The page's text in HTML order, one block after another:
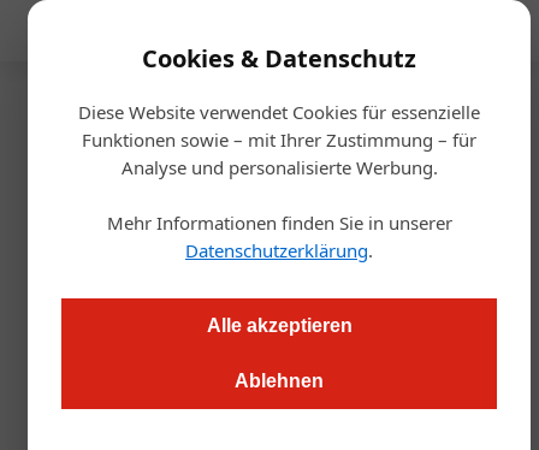
Cookies & Datenschutz
Diese Website verwendet Cookies für essenzielle
Funktionen sowie – mit Ihrer Zustimmung – für
Analyse und personalisierte Werbung.
Mehr Informationen finden Sie in unserer
Datenschutzerklärung.
Alle akzeptieren
Ablehnen
Startseite/Gastro & Hotel
Manege frei
Katze aus dem Sack:
Affenzirkus in Graz
04.05.2023, 09:11 Uhr
In der Grazer Bar Katze Katze wimmelt es seit Mitte April für